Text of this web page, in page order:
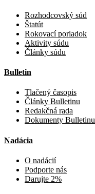
Rozhodcovský súd
Štatút
Rokovací poriadok
Aktivity súdu
Články súdu
Bulletin
Tlačený časopis
Články Bulletinu
Redakčná rada
Dokumenty Bulletinu
Nadácia
O nadácií
Podporte nás
Darujte 2%